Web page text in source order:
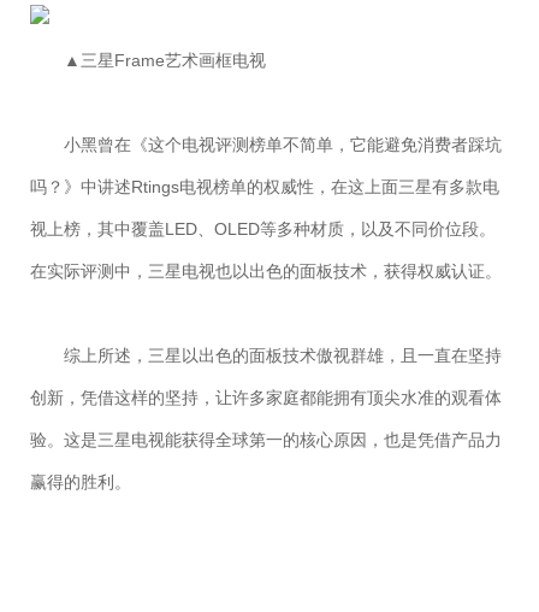
▲三星Frame艺术画框电视
小黑曾在《这个电视评测榜单不简单，它能避免消费者踩坑
吗？》中讲述Rtings电视榜单的权威性，在这上面三星有多款电
视上榜，其中覆盖LED、OLED等多种材质，以及不同价位段。
在实际评测中，三星电视也以出色的面板技术，获得权威认证。
综上所述，三星以出色的面板技术傲视群雄，且一直在坚持
创新，凭借这样的坚持，让许多家庭都能拥有顶尖水准的观看体
验。这是三星电视能获得全球第一的核心原因，也是凭借产品力
赢得的胜利。